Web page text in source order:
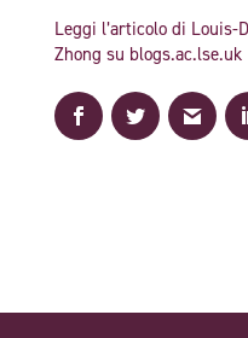
Leggi l’articolo di Louis-
Zhong su blogs.ac.lse.uk